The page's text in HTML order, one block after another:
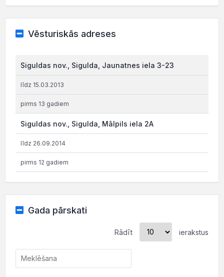
Vēsturiskās adreses
Siguldas nov., Sigulda, Jaunatnes iela 3-23
līdz 15.03.2013
pirms 13 gadiem
Siguldas nov., Sigulda, Mālpils iela 2A
līdz 26.09.2014
pirms 12 gadiem
Gada pārskati
Rādīt ierakstus